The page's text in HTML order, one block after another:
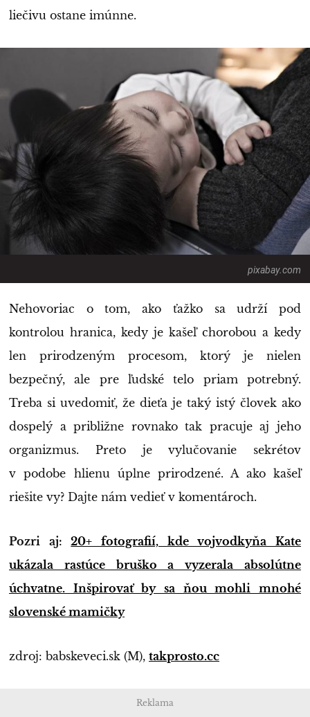
liečivu ostane imúnne.
pixabay.com
Nehovoriac o tom, ako ťažko sa udrží pod
kontrolou hranica, kedy je kašeľ chorobou a kedy
len prirodzeným procesom, ktorý je nielen
bezpečný, ale pre ľudské telo priam potrebný.
Treba si uvedomiť, že dieťa je taký istý človek ako
dospelý a približne rovnako tak pracuje aj jeho
organizmus. Preto je vylučovanie sekrétov
v podobe hlienu úplne prirodzené. A ako kašeľ
riešite vy? Dajte nám vedieť v komentároch.
Pozri aj:20+ fotografií, kde vojvodkyňa Kate
ukázala rastúce bruško a vyzerala absolútne
úchvatne. Inšpirovať by sa ňou mohli mnohé
slovenské mamičky
zdroj: babskeveci.sk (M), takprosto.cc
Reklama